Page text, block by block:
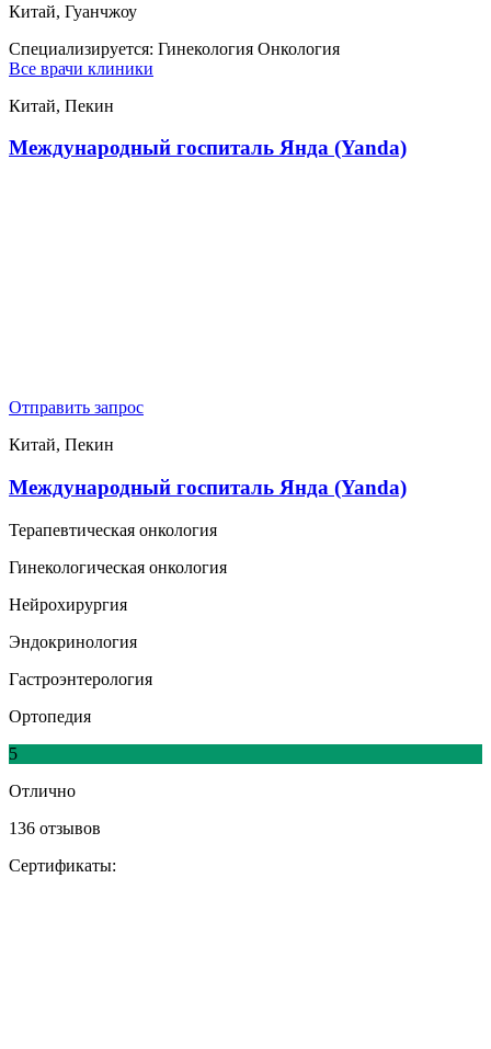
Китай, Гуанчжоу
Специализируется: Гинекология Онкология
Все врачи клиники
Китай, Пекин
Международный госпиталь Янда (Yanda)
Отправить запрос
Китай, Пекин
Международный госпиталь Янда (Yanda)
Терапевтическая онкология
Гинекологическая онкология
Нейрохирургия
Эндокринология
Гастроэнтерология
Ортопедия
5
Отлично
136 отзывов
Сертификаты: